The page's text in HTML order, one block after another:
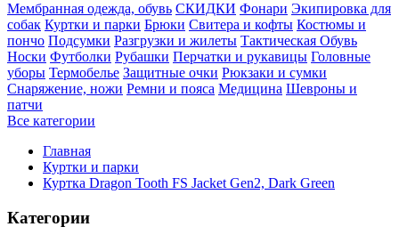
Мембранная одежда, обувь СКИДКИ Фонари Экипировка для
собак Куртки и парки Брюки Свитера и кофты Костюмы и
пончо Подсумки Разгрузки и жилеты Тактическая Обувь
Носки Футболки Рубашки Перчатки и рукавицы Головные
уборы Термобелье Защитные очки Рюкзаки и сумки
Снаряжение, ножи Ремни и пояса Медицина Шевроны и
патчи
Все категории
Главная
Куртки и парки
Куртка Dragon Tooth FS Jacket Gen2, Dark Green
Категории